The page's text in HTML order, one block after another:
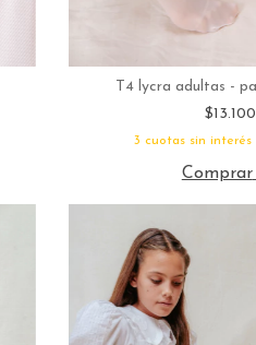
T4 lycra adultas -
$13.100
3 cuotas sin
Comprar